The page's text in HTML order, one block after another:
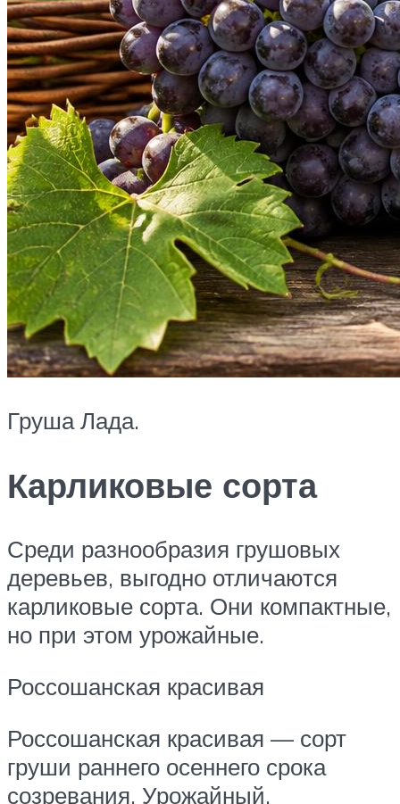
Груша Лада.
Карликовые сорта
Среди разнообразия грушовых
деревьев, выгодно отличаются
карликовые сорта. Они компактные,
но при этом урожайные.
Россошанская красивая
Россошанская красивая — сорт
груши раннего осеннего срока
созревания. Урожайный,